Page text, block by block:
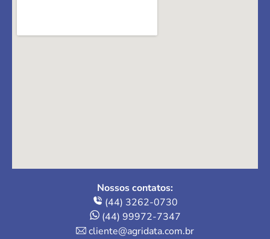
Nossos contatos:
(44) 3262-0730
(44) 99972-7347
cliente@agridata.com.br